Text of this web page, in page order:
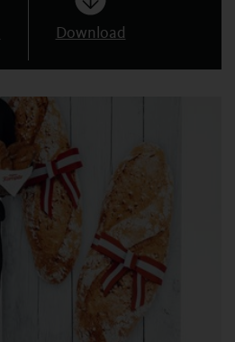
Download